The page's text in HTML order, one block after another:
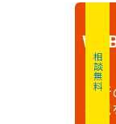
相談無料
最新
状況